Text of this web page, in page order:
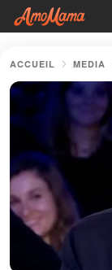
ACCUEIL MEDIA